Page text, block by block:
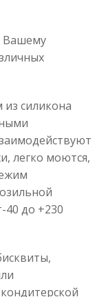
Вашему
силикона
легко моются,
до +230